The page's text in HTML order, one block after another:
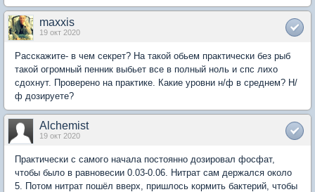
maxxis
19 окт 2020
Расскажите- в чем секрет? На такой обьем практически без рыб
такой огромный пенник выбьет все в полный ноль и спс лихо
сдохнут. Проверено на практике. Какие уровни н/ф в среднем? Н/
ф дозируете?
Alchemist
19 окт 2020
Практически с самого начала постоянно дозировал фосфат,
чтобы было в равновесии 0.03-0.06. Нитрат сам держался около
5. Потом нитрат пошёл вверх, пришлось кормить бактерий, чтобы